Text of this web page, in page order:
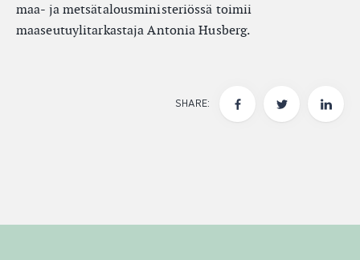
maa- ja metsätalousministeriössä toimii
maaseutuylitarkastaja Antonia Husberg.
SHARE: